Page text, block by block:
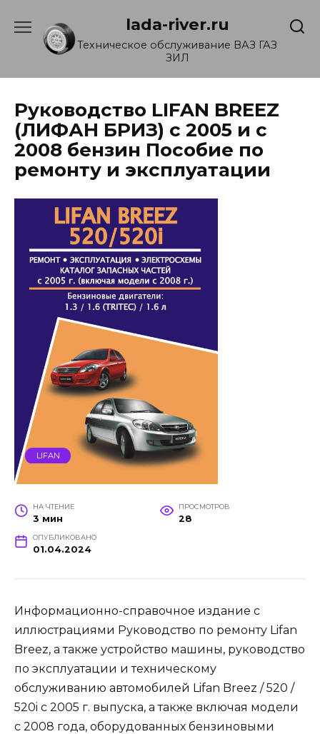
содержанию
lada-river.ru
Техническое обслуживание ВАЗ ГАЗ
ЗИЛ
Руководство LIFAN BREEZ
(ЛИФАН БРИЗ) с 2005 и с
2008 бензин Пособие по
ремонту и эксплуатации
LIFAN
НА ЧТЕНИЕ
3 мин
ПРОСМОТРОВ
28
ОПУБЛИКОВАНО
01.04.2024
Информационно-справочное издание с
иллюстрациями Руководство по ремонту Lifan
Breez, а также устройство машины, руководство
по эксплуатации и техническому
обслуживанию автомобилей Lifan Breez / 520 /
520i c 2005 г. выпуска, а также включая модели
с 2008 года, оборудованных бензиновыми